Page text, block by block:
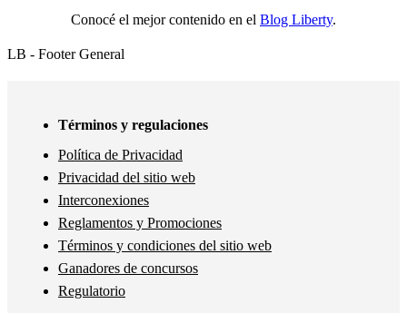
Conocé el mejor contenido en el Blog Liberty.
LB - Footer General
Términos y regulaciones
Política de Privacidad
Privacidad del sitio web
Interconexiones
Reglamentos y Promociones
Términos y condiciones del sitio web
Ganadores de concursos
Regulatorio